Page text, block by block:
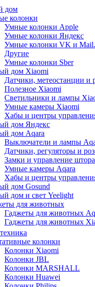
дом
колонки
Умные колонки Apple
Умные колонки Яндекс
Умные колонки VK и
Другие
Умные колонки Sber
дом Xiaomi
Датчики, метеостанции и
Полезное Xiaomi
Светильники и лампы
Умные камеры Xiaomi
Хабы и центры
дом Яндекс
дом Aqara
Выключатели и лампы
Датчики, регуляторы и
Замки и управление
Умные камеры Aqara
Хабы и центры
дом Gosund
дом и свет Yeelight
для животных
Гаджеты для животных
Гаджеты для животных
колонки
Колонки Xiaomi
Колонки JBL
Колонки MARSHALL
Колонки Huawei